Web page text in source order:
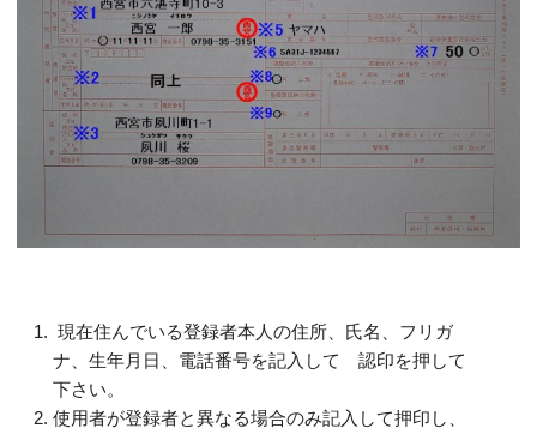
現在住んでいる登録者本人の住所、氏名、フリガ
ナ、生年月日、電話番号を記入して 認印を押して
下さい。
使用者が登録者と異なる場合のみ記入して押印し、